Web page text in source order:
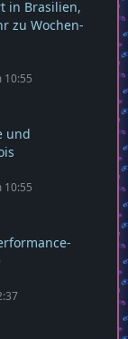
in Brasilien,
zu Wochen-
10:55
und
10:55